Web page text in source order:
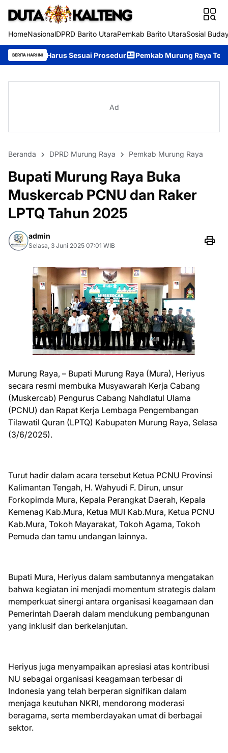
HomeNasionalDPRD Barito UtaraPemkab Barito UtaraSosial
BERITA HARI INI
Sesuai Prosedur Pemkab Murung Raya Tetapkan Status
Ad
Beranda DPRD Murung Raya Pemkab Murung Raya
Bupati Murung Raya Buka
Muskercab PCNU dan Raker
LPTQ Tahun 2025
admin
Selasa, 3 Juni 2025 07:01 WIB
Murung Raya, – Bupati Murung Raya (Mura), Heriyus
secara resmi membuka Musyawarah Kerja Cabang
(Muskercab) Pengurus Cabang Nahdlatul Ulama
(PCNU) dan Rapat Kerja Lembaga Pengembangan
Tilawatil Quran (LPTQ) Kabupaten Murung Raya, Selasa
(3/6/2025).
Turut hadir dalam acara tersebut Ketua PCNU Provinsi
Kalimantan Tengah, H. Wahyudi F. Dirun, unsur
Forkopimda Mura, Kepala Perangkat Daerah, Kepala
Kemenag Kab.Mura, Ketua MUI Kab.Mura, Ketua PCNU
Kab.Mura, Tokoh Mayarakat, Tokoh Agama, Tokoh
Pemuda dan tamu undangan lainnya.
Bupati Mura, Heriyus dalam sambutannya mengatakan
bahwa kegiatan ini menjadi momentum strategis dalam
memperkuat sinergi antara organisasi keagamaan dan
Pemerintah Daerah dalam mendukung pembangunan
yang inklusif dan berkelanjutan.
Heriyus juga menyampaikan apresiasi atas kontribusi
NU sebagai organisasi keagamaan terbesar di
Indonesia yang telah berperan signifikan dalam
menjaga keutuhan NKRI, mendorong moderasi
beragama, serta memberdayakan umat di berbagai
sektor.